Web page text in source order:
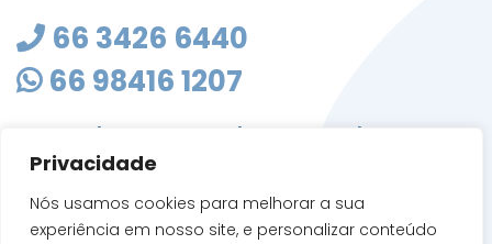
Privacidade
Nós usamos cookies para melhorar a sua
experiência em nosso site, e personalizar conteúdo
66 3426 6440
66 98416 1207
masterclean@mastercleanmt.com.br
Rua Sete de Setembro, 103 - Vila Birigui
CEP 78705-010
Rondonópolis - MT